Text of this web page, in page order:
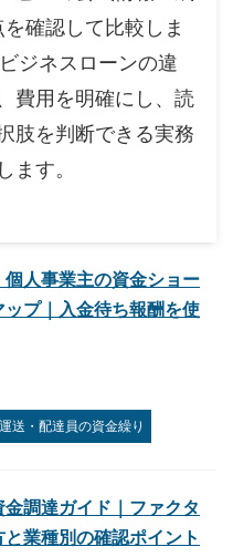
確認して比較しま
ジネスローンの違
費用を明確にし、読
肢を判断できる実務
ます。
個人事業主の資金ショー
ップ｜入金待ち報酬を使
運送・配達員の資金繰り
調達ガイド｜ファクタ
と業種別の確認ポイント